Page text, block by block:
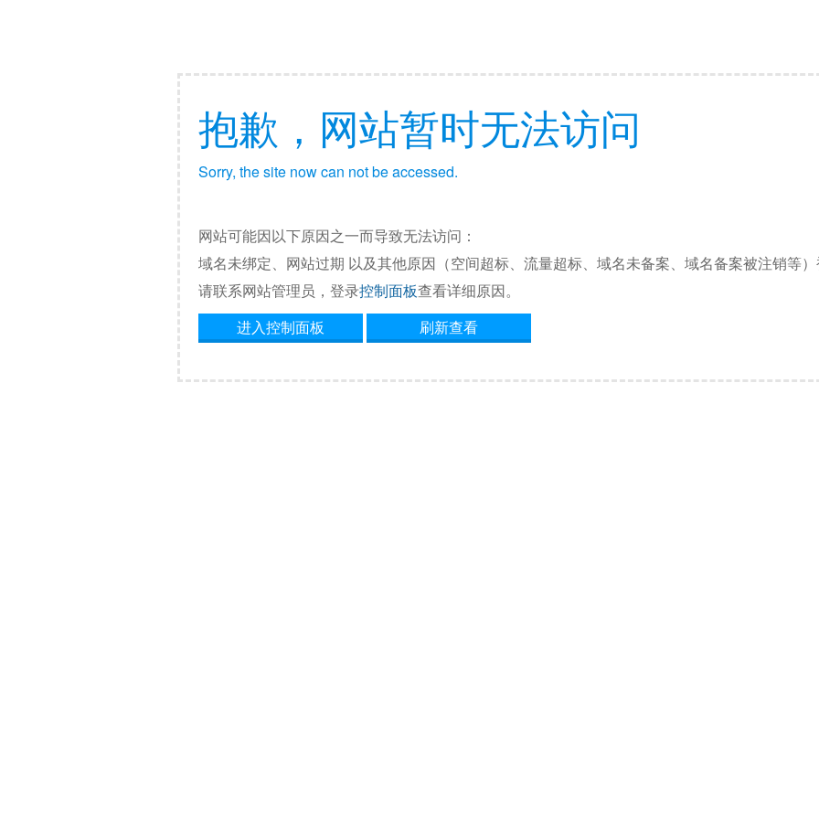
抱歉，网站暂时无法访问
Sorry, the site now can not be accessed.
网站可能因以下原因之一而导致无法访问：
域名未绑定、网站过期 以及其他原因（空间超标、流量超标、域名未备案、域名备案被注销等）
请联系网站管理员，登录控制面板查看详细原因。
进入控制面板
刷新查看